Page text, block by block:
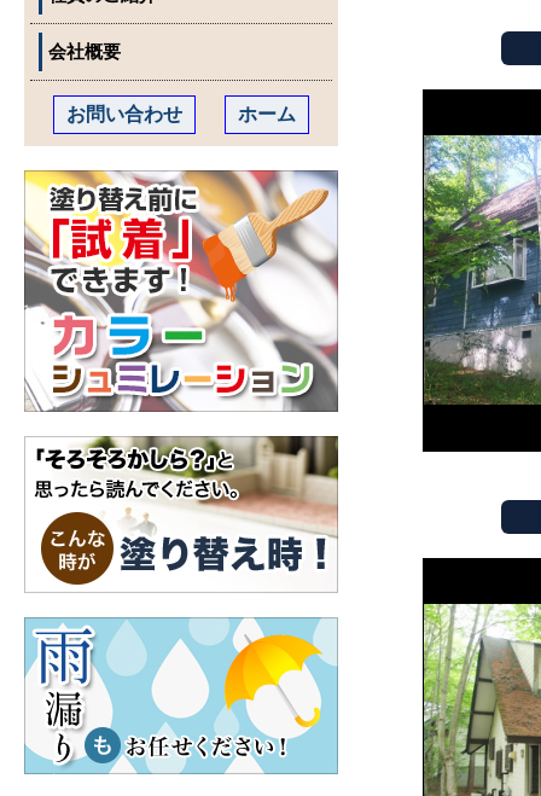
会社概要
お問い合わせ ホーム